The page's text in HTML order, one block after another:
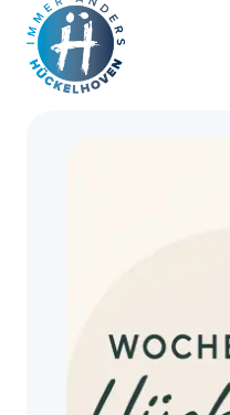
Zum Hauptinhalt springen